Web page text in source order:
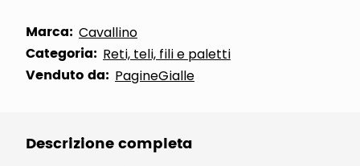
Marca: Cavallino
Categoria: Reti, teli, fili e paletti
Venduto da: PagineGialle
Descrizione completa